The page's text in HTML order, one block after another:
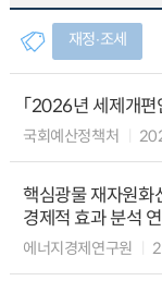
재정∙조세
「2026년 세제개편
국회예산정책처
핵심광물 재자원화
경제적 효과 분석
에너지경제연구원